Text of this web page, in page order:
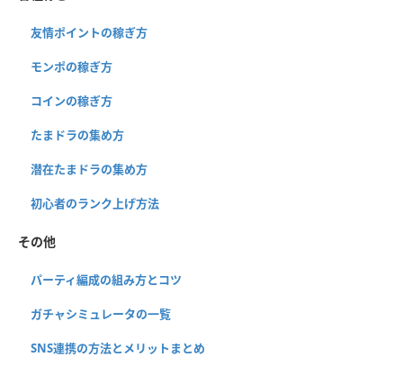
友情ポイントの稼ぎ方
モンポの稼ぎ方
コインの稼ぎ方
たまドラの集め方
潜在たまドラの集め方
初心者のランク上げ方法
その他
パーティ編成の組み方とコツ
ガチャシミュレータの一覧
SNS連携の方法とメリットまとめ